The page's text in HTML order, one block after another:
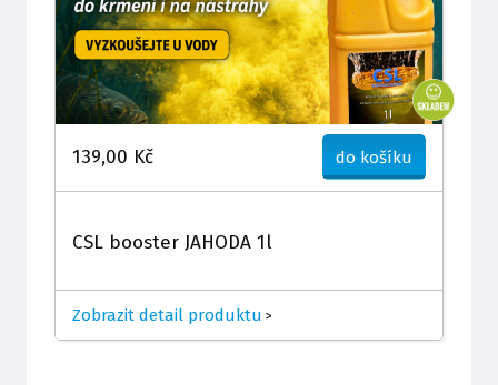
139,00 Kč do košíku
CSL booster JAHODA 1l
Zobrazit detail produktu >